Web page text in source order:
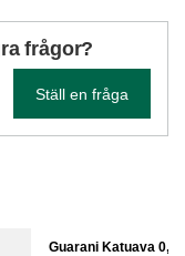
frågor?
Ställ en fråga
Guarani Katuava 0,5